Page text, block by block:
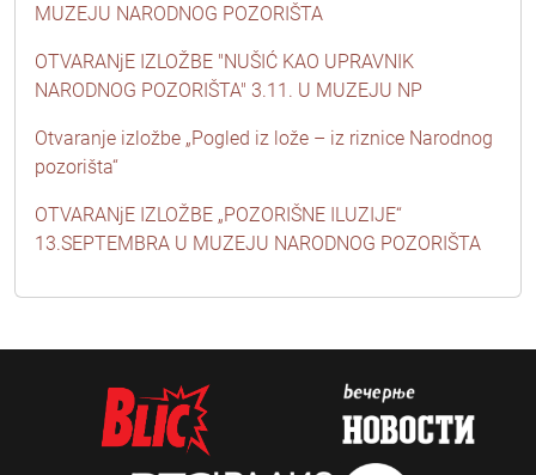
MUZEJU NARODNOG POZORIŠTA
OTVARANjE IZLOŽBE "NUŠIĆ KAO UPRAVNIK
NARODNOG POZORIŠTA" 3.11. U MUZEJU NP
Otvaranje izložbe „Pogled iz lože – iz riznice Narodnog
pozorišta“
OTVARANjE IZLOŽBE „POZORIŠNE ILUZIJE“
13.SEPTEMBRA U MUZEJU NARODNOG POZORIŠTA